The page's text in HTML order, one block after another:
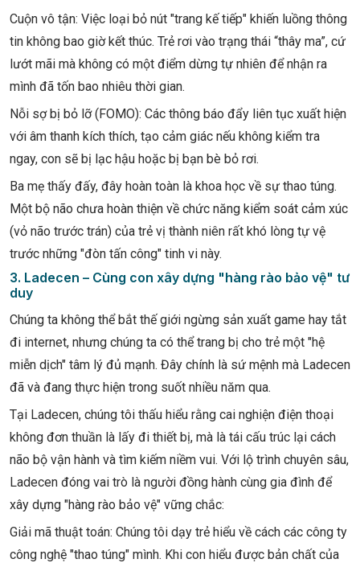
Cuộn vô tận: Việc loại bỏ nút "trang kế tiếp" khiến luồng thông
tin không bao giờ kết thúc. Trẻ rơi vào trạng thái “thây ma”, cứ
lướt mãi mà không có một điểm dừng tự nhiên để nhận ra
mình đã tốn bao nhiêu thời gian.
Nỗi sợ bị bỏ lỡ (FOMO): Các thông báo đẩy liên tục xuất hiện
với âm thanh kích thích, tạo cảm giác nếu không kiểm tra
ngay, con sẽ bị lạc hậu hoặc bị bạn bè bỏ rơi.
Ba mẹ thấy đấy, đây hoàn toàn là khoa học về sự thao túng.
Một bộ não chưa hoàn thiện về chức năng kiểm soát cảm xúc
(vỏ não trước trán) của trẻ vị thành niên rất khó lòng tự vệ
trước những "đòn tấn công" tinh vi này.
3. Ladecen – Cùng con xây dựng "hàng rào bảo vệ" tư
duy
Chúng ta không thể bắt thế giới ngừng sản xuất game hay tắt
đi internet, nhưng chúng ta có thể trang bị cho trẻ một "hệ
miễn dịch" tâm lý đủ mạnh. Đây chính là sứ mệnh mà Ladecen
đã và đang thực hiện trong suốt nhiều năm qua.
Tại Ladecen, chúng tôi thấu hiểu rằng cai nghiện điện thoại
không đơn thuần là lấy đi thiết bị, mà là tái cấu trúc lại cách
não bộ vận hành và tìm kiếm niềm vui. Với lộ trình chuyên sâu,
Ladecen đóng vai trò là người đồng hành cùng gia đình để
xây dựng "hàng rào bảo vệ" vững chắc:
Giải mã thuật toán: Chúng tôi dạy trẻ hiểu về cách các công ty
công nghệ "thao túng" mình. Khi con hiểu được bản chất của